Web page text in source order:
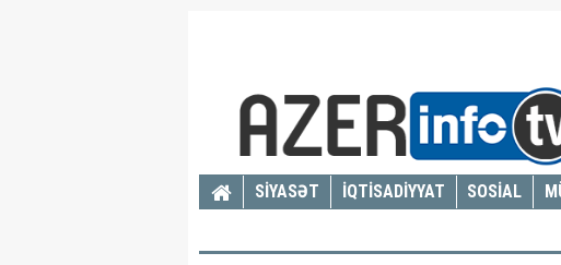
SİYASƏT İQTİSADİYYAT SOSİAL